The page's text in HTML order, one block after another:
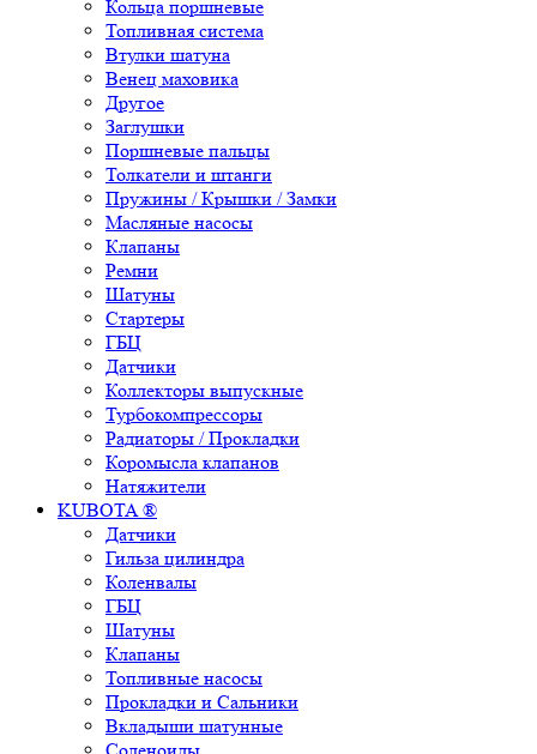
Кольца поршневые
Топливная система
Втулки шатуна
Венец маховика
Другое
Заглушки
Поршневые пальцы
Толкатели и штанги
Пружины / Крышки / Замки
Масляные насосы
Клапаны
Ремни
Шатуны
Стартеры
ГБЦ
Датчики
Коллекторы выпускные
Турбокомпрессоры
Радиаторы / Прокладки
Коромысла клапанов
Натяжители
KUBOTA ®
Датчики
Гильза цилиндра
Коленвалы
ГБЦ
Шатуны
Клапаны
Топливные насосы
Прокладки и Сальники
Вкладыши шатунные